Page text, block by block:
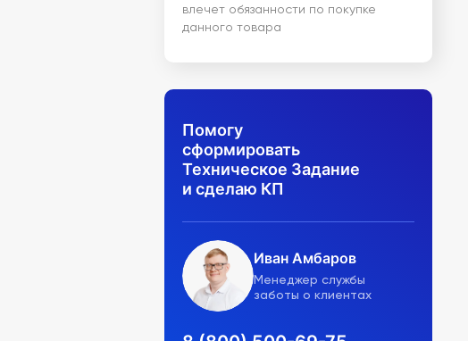
влечет обязанности по покупке
данного товара
Помогу
сформировать
Техническое Задание
и сделаю КП
Иван Амбаров
Менеджер службы
заботы о клиентах